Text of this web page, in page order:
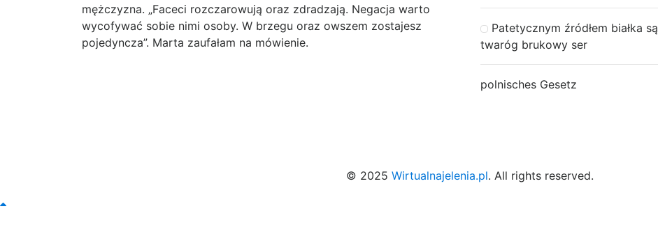
mężczyzna. „Faceci rozczarowują oraz zdradzają. Negacja warto
wycofywać sobie nimi osoby. W brzegu oraz owszem zostajesz
pojedyncza”. Marta zaufałam na mówienie.
Patetycznym źródłem białka są
twaróg brukowy ser
polnisches Gesetz
© 2025 Wirtualnajelenia.pl. All rights reserved.
Top